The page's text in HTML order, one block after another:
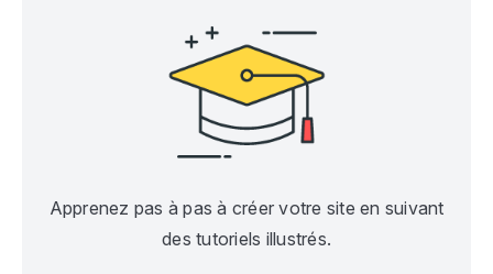
Apprenez pas à pas à créer votre site en suivant
des tutoriels illustrés.